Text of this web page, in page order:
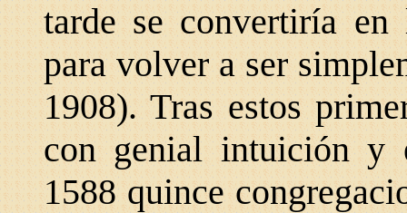
tarde se convertiría
para volver a ser
1908). Tras estos
con genial intuición y
1588 quince